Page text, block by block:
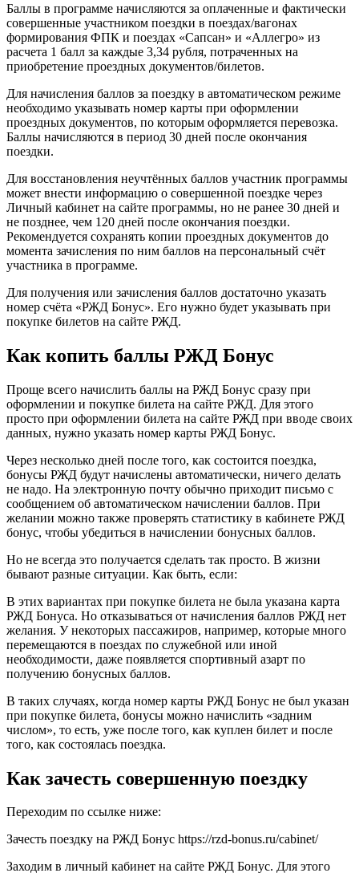
Баллы в программе начисляются за оплаченные и фактически
совершенные участником поездки в поездах/вагонах
формирования ФПК и поездах «Сапсан» и «Аллегро» из
расчета 1 балл за каждые 3,34 рубля, потраченных на
приобретение проездных документов/билетов.
Для начисления баллов за поездку в автоматическом режиме
необходимо указывать номер карты при оформлении
проездных документов, по которым оформляется перевозка.
Баллы начисляются в период 30 дней после окончания
поездки.
Для восстановления неучтённых баллов участник программы
может внести информацию о совершенной поездке через
Личный кабинет на сайте программы, но не ранее 30 дней и
не позднее, чем 120 дней после окончания поездки.
Рекомендуется сохранять копии проездных документов до
момента зачисления по ним баллов на персональный счёт
участника в программе.
Для получения или зачисления баллов достаточно указать
номер счёта «РЖД Бонус». Его нужно будет указывать при
покупке билетов на сайте РЖД.
Как копить баллы РЖД Бонус
Проще всего начислить баллы на РЖД Бонус сразу при
оформлении и покупке билета на сайте РЖД. Для этого
просто при оформлении билета на сайте РЖД при вводе своих
данных, нужно указать номер карты РЖД Бонус.
Через несколько дней после того, как состоится поездка,
бонусы РЖД будут начислены автоматически, ничего делать
не надо. На электронную почту обычно приходит письмо с
сообщением об автоматическом начислении баллов. При
желании можно также проверять статистику в кабинете РЖД
бонус, чтобы убедиться в начислении бонусных баллов.
Но не всегда это получается сделать так просто. В жизни
бывают разные ситуации. Как быть, если:
В этих вариантах при покупке билета не была указана карта
РЖД Бонуса. Но отказываться от начисления баллов РЖД нет
желания. У некоторых пассажиров, например, которые много
перемещаются в поездах по служебной или иной
необходимости, даже появляется спортивный азарт по
получению бонусных баллов.
В таких случаях, когда номер карты РЖД Бонус не был указан
при покупке билета, бонусы можно начислить «задним
числом», то есть, уже после того, как куплен билет и после
того, как состоялась поездка.
Как зачесть совершенную поездку
Переходим по ссылке ниже:
Зачесть поездку на РЖД Бонус https://rzd-bonus.ru/cabinet/
Заходим в личный кабинет на сайте РЖД Бонус. Для этого